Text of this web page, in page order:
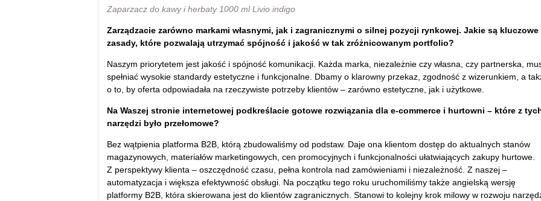
Zaparzacz do kawy i herbaty 1000 ml Livio indigo
Zarządzacie zarówno markami własnymi, jak i zagranicznymi o silnej pozycji rynkowej. Jakie są kluczowe
zasady, które pozwalają utrzymać spójność i jakość w tak zróżnicowanym portfolio?
Naszym priorytetem jest jakość i spójność komunikacji. Każda marka, niezależnie czy własna, czy partnerska,
spełniać wysokie standardy estetyczne i funkcjonalne. Dbamy o klarowny przekaz, zgodność z wizerunkiem, a
o to, by oferta odpowiadała na rzeczywiste potrzeby klientów – zarówno estetyczne, jak i użytkowe.
Na Waszej stronie internetowej podkreślacie gotowe rozwiązania dla e-commerce i hurtowni – które z
narzędzi było przełomowe?
Bez wątpienia platforma B2B, którą zbudowaliśmy od podstaw. Daje ona klientom dostęp do aktualnych stanów
magazynowych, materiałów marketingowych, cen promocyjnych i funkcjonalności ułatwiających zakupy hurtowe.
Z perspektywy klienta – oszczędność czasu, pełna kontrola nad zamówieniami i niezależność. Z naszej –
automatyzacja i większa efektywność obsługi. Na początku tego roku uruchomiliśmy także angielską wersję
platformy B2B, która skierowana jest do klientów zagranicznych. Stanowi to kolejny krok milowy w rozwoju